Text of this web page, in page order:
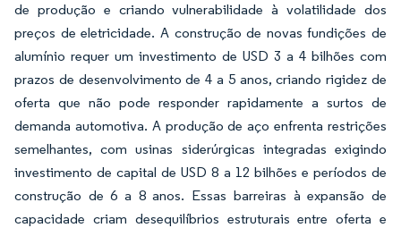
de produção e criando vulnerabilidade à volatilidade dos
preços de eletricidade. A construção de novas fundições de
alumínio requer um investimento de USD 3 a 4 bilhões com
prazos de desenvolvimento de 4 a 5 anos, criando rigidez de
oferta que não pode responder rapidamente a surtos de
demanda automotiva. A produção de aço enfrenta restrições
semelhantes, com usinas siderúrgicas integradas exigindo
investimento de capital de USD 8 a 12 bilhões e períodos de
construção de 6 a 8 anos. Essas barreiras à expansão de
capacidade criam desequilíbrios estruturais entre oferta e